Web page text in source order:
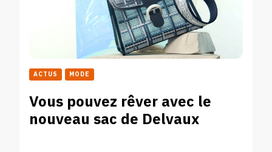
ACTUS MODE
Vous pouvez rêver avec le
nouveau sac de Delvaux